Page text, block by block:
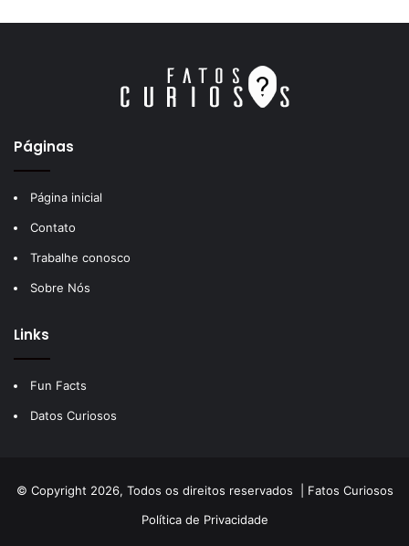
Páginas
Página inicial
Contato
Trabalhe conosco
Sobre Nós
Links
Fun Facts
Datos Curiosos
© Copyright 2026, Todos os direitos reservados | Fatos Curiosos
Política de Privacidade